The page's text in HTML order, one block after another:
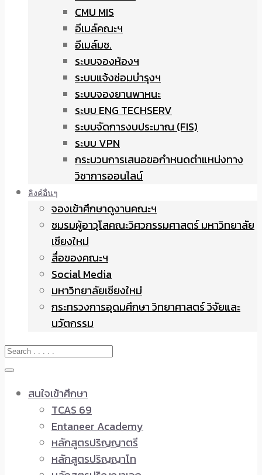
CMU MIS
อีเมล์คณะฯ
อีเมล์มช.
ระบบจองห้องฯ
ระบบแจ้งซ่อมบำรุงฯ
ระบบจองยานพาหนะ
ระบบ ENG TECHSERV
ระบบจัดการงบประมาณ (FIS)
ระบบ VPN
กระบวนการเสนอขอกำหนดตำแหน่งทาง
วิชาการออนไลน์
ลิงค์อื่นๆ
จองเข้าศึกษาดูงานคณะฯ
ชมรมผู้อาวุโสคณะวิศวกรรมศาสตร์ มหาวิทยาลัย
เชียงใหม่
สื่อของคณะฯ
Social Media
มหาวิทยาลัยเชียงใหม่
กระทรวงการอุดมศึกษา วิทยาศาสตร์ วิจัยและ
นวัตกรรม
สนใจเข้าศึกษา
TCAS 69
Entaneer Academy
หลักสูตรปริญญาตรี
หลักสูตรปริญญาโท